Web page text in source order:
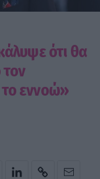
ότι θα
τον
εννοώ»